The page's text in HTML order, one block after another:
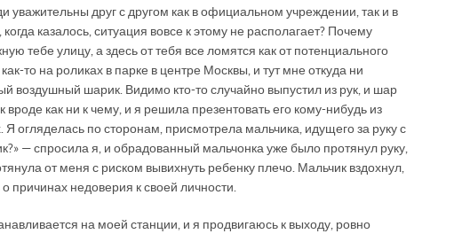
друг с другом как в официальном учреждении, так и в
казалось, ситуация вовсе к этому не располагает? Почему
тебе улицу, а здесь от тебя все ломятся как от потенциального
то на роликах в парке в центре Москвы, и тут мне откуда ни
воздушный шарик. Видимо кто-то случайно выпустил из рук, и шар
как ни к чему, и я решила презентовать его кому-нибудь из
огляделась по сторонам, присмотрела мальчика, идущего за руку с
— спросила я, и обрадованный мальчонка уже было протянул руку,
от меня с риском вывихнуть ребенку плечо. Мальчик вздохнул,
недоверия к своей личности.
на моей станции, и я продвигаюсь к выходу, ровно